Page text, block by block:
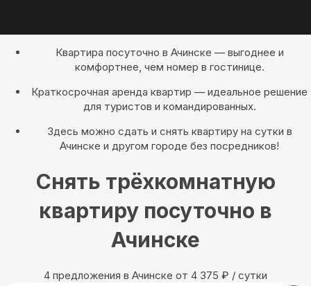
Квартира посуточно в Ачинске — выгоднее и
комфортнее, чем номер в гостинице.
Краткосрочная аренда квартир — идеальное решение
для туристов и командированных.
Здесь можно сдать и снять квартиру на сутки в
Ачинске и другом городе без посредников!
Снять трёхкомнатную
квартиру посуточно в
Ачинске
4 предложения в Ачинске oт 4 375 ₽ / сутки